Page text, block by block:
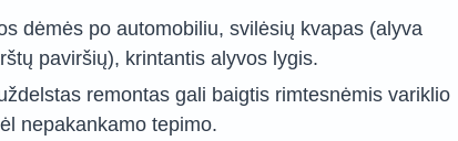
dėmės po automobiliu, svilėsių kvapas (alyva
paviršių), krintantis alyvos lygis.
remontas gali baigtis rimtesnėmis variklio
nepakankamo tepimo.